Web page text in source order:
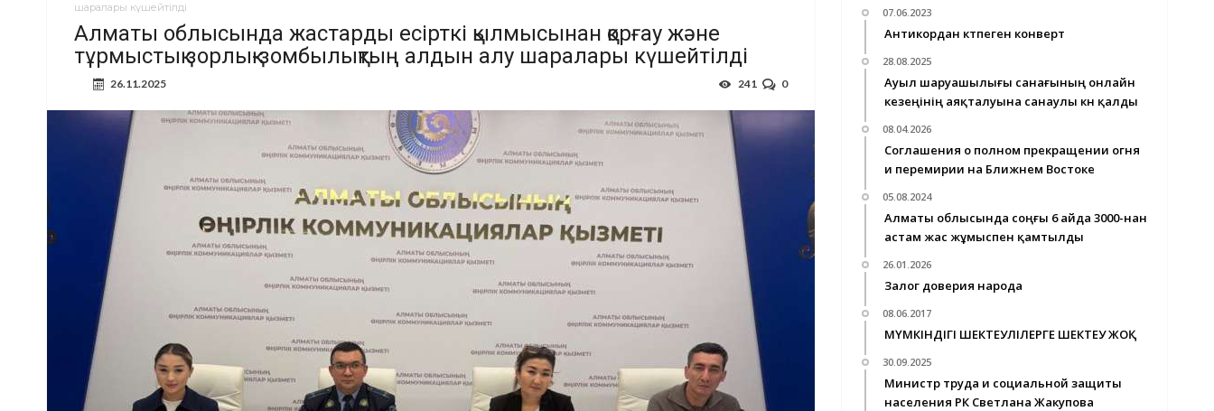
шаралары күшейтілді
Алматы облысында жастарды есірткі қылмысынан қорғау және
тұрмыстық зорлық-зомбылықтың алдын алу шаралары күшейтілді
26.11.2025 0
241
07.06.2023
Антикордан күтпеген конверт
28.08.2025
Ауыл шаруашылығы санағының онлайн
кезеңінің аяқталуына санаулы күн қалды
08.04.2026
Cоглашения о полном прекращении огня
и перемирии на Ближнем Востоке
05.08.2024
Алматы облысында соңғы 6 айда 3000-нан
астам жас жұмыспен қамтылды
26.01.2026
Залог доверия народа
08.06.2017
МҮМКІНДІГІ ШЕКТЕУЛІЛЕРГЕ ШЕКТЕУ ЖОҚ
30.09.2025
Министр труда и социальной защиты
населения РК Светлана Жакупова